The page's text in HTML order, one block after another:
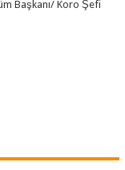
Başkanı/ Koro Şefi